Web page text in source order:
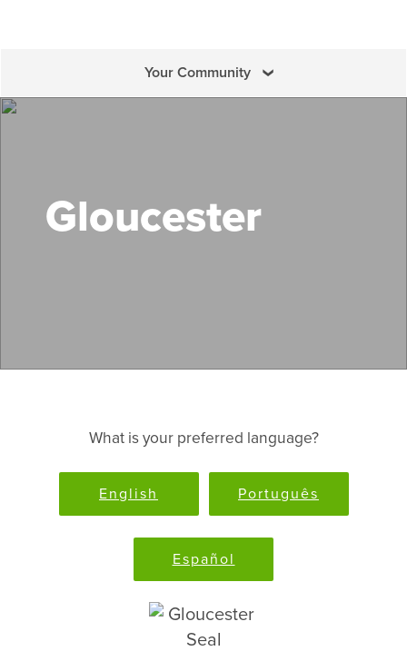
Your Community
Gloucester
What is your preferred language?
English Português
Español